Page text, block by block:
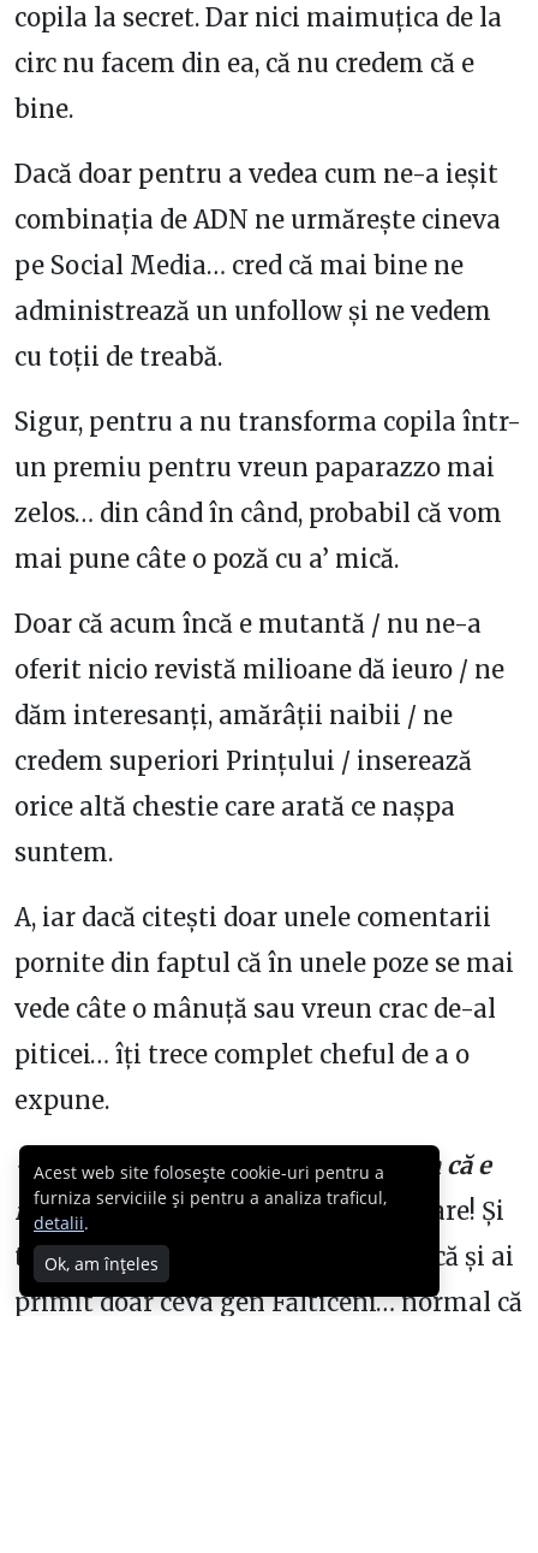
copila la secret. Dar nici maimuțica de la
circ nu facem din ea, că nu credem că e
bine.
Dacă doar pentru a vedea cum ne-a ieșit
combinația de ADN ne urmărește cineva
pe Social Media… cred că mai bine ne
administrează un unfollow și ne vedem
cu toții de treabă.
Sigur, pentru a nu transforma copila într-
un premiu pentru vreun paparazzo mai
zelos… din când în când, probabil că vom
mai pune câte o poză cu a’ mică.
Doar că acum încă e mutantă / nu ne-a
oferit nicio revistă milioane dă ieuro / ne
dăm interesanți, amărâții naibii / ne
credem superiori Prințului / inserează
orice altă chestie care arată ce nașpa
suntem.
A, iar dacă citești doar unele comentarii
pornite din faptul că în unele poze se mai
vede câte o mânuță sau vreun crac de-al
piticei… îți trece complet cheful de a o
expune.
– A, ia uite ce albă e! Păcat, credeam că e
mai exotică… [așa e, dezamăgire mare! Și
tu care ai plătit bilete pentru exotică și ai
primit doar ceva gen Fălticeni… normal că
Acest web site folosește cookie-uri pentru a
furniza serviciile și pentru a analiza traficul,
detalii.
Ok, am înțeles